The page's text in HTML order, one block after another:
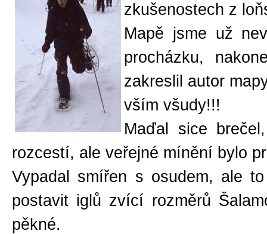
zkušenostech z
Mapě jsme už
procházku,
zakreslil autor
vším všudy!!!
Maďal sice
rozcestí, ale veřejné mínění bylo
Vypadal smířen s osudem, ale
postavit iglů zvící rozměrů
pěkné.